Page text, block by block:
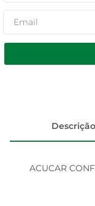
Descrição
ACUCAR